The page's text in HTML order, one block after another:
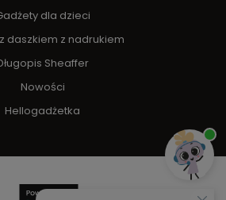
dla dzieci
daszkiem z nadrukiem
Sheaffer
Nowości
Hellogadżetka